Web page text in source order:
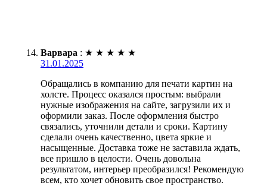
Варвара : ★ ★ ★ ★ ★
31.01.2025
Обращались в компанию для печати картин на
холсте. Процесс оказался простым: выбрали
нужные изображения на сайте, загрузили их и
оформили заказ. После оформления быстро
связались, уточнили детали и сроки. Картину
сделали очень качественно, цвета яркие и
насыщенные. Доставка тоже не заставила ждать,
все пришло в целости. Очень довольна
результатом, интерьер преобразился! Рекомендую
всем, кто хочет обновить свое пространство.